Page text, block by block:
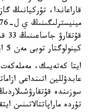
قاراعاندا، تۇركيانىڭ
كينولوگتار توبى مەن 5 اپاتتار مەديتسيناسىنىڭ دارىگەرلەرى بار.
ايتا كەتەيىك،
عابدۋللين اتىنداعى
سوزىندە
تۇردە ماراپاتتالاتىنىن